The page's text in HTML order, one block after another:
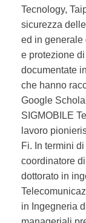
Tecnology,
sicurezza
ed in generale
e protezione
documentate
che hanno
Google
SIGMOBILE
lavoro
Fi. In termini
coordinatore
dottorato in
in Ingegneria